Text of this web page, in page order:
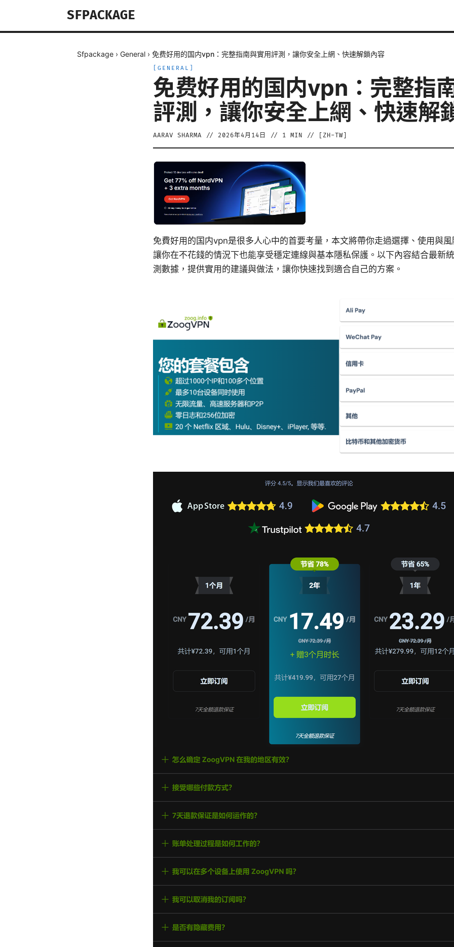
SFPACKAGE
Sfpackage › General › 免费好用的国内vpn：完整指南與實用評測，讓你安全上網、快速解鎖內容
GENERAL
免费好用的国内vpn：完整指
評測，讓你安全上網、快速解
AARAV SHARMA // 2026年4月14日 // 1 MIN // [ ZH-TW
免費好用的国内vpn是很多人心中的首要考量，本文將帶你走過選擇、使用與風
讓你在不花錢的情況下也能享受穩定連線與基本隱私保護。以下內容結合最新
測數據，提供實用的建議與做法，讓你快速找到適合自己的方案。